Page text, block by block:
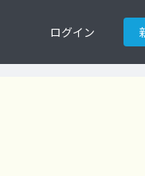
ログイン